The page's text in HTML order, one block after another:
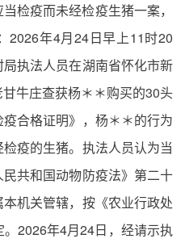
检疫而未经检疫生猪一案，
2026年4月24日早上11时20
执法人员在湖南省怀化市新
牛庄查获杨＊＊购买的30头
合格证明》，杨＊＊的行为
疫的生猪。执法人员认为当
共和国动物防疫法》第二十
机关管辖，按《农业行政处
2026年4月24日，经请示执